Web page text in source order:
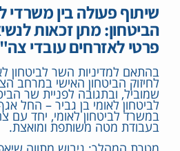
שיתוף פעולה בין
הביטחון: מתן זכאות
פרטי לאזרחים עובדי
בהתאם למדיניות השר לביטחון
לחיזוק הביטחון האישי במרחב
שמוביל, ובתגובה לפניית שר
לביטחון לאומי בן גביר – החל אגף
במשרד לביטחון לאומי, יחד עם
בעבודת מטה משותפת ומואצת.